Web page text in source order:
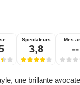
Spectateurs
3,8
Mes
--
une brillante